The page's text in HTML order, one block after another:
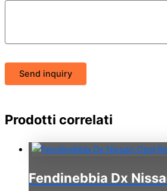
Send inquiry
Prodotti correlati
Fendinebbia Dx